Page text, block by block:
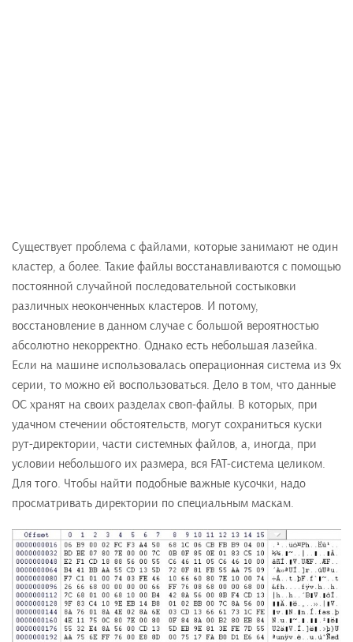
Существует проблема с файлами, которые занимают не один
кластер, а более. Такие файлы восстанавливаются с помощью
постоянной случайной последовательной состыковки
различных неоконченных кластеров. И потому,
восстановление в данном случае с большой вероятностью
абсолютно некорректно. Однако есть небольшая лазейка.
Если на машине использовалась операционная система из 9х
серии, то можно ей воспользоваться. Дело в том, что данные
ОС хранят на своих разделах своп-файлы. В которых, при
удачном стечении обстоятельств, могут сохраниться куски
рут-директории, части системных файлов, а, иногда, при
условии небольшого их размера, вся FAT-система целиком.
Для того. Чтобы найти подобные важные кусочки, надо
просматривать директории по специальным маскам.